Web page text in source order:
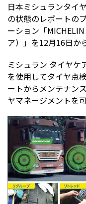
日本ミシュランタイ
の状態のレポートの
ーション「
ア）」を12月16日か
ミシュラン タイヤケ
を使用してタイヤ点
ートからメンテナン
ヤマネージメントを